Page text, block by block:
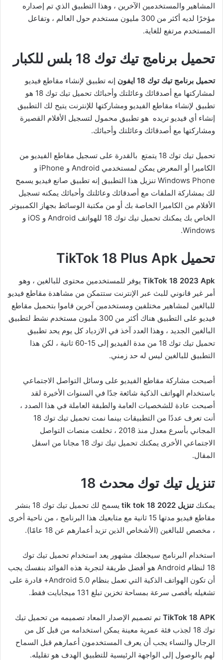
المشاهير والمستخدمين الآخرين ، وهذا التطبيق الذي تم إصداره
مؤخرًا لديه أكثر من 300 مليون مستخدم حول العالم ، وتفاعل
المستخدم مرتفع للغاية.
تحميل برنامج تيك توك 18 بلس للكبار
تحميل برنامج تيك توك 18 ايفون
إنه تطبيق لإنشاء مقاطع فيديو
لمشاركتها مع أصدقائك وعائلتك وأحبائك تحميل تيك توك 18 هو
تطبيق لإنشاء مقاطع الفيديو ومشاركتها للإنترنت يتيح لك التطبيق
إنشاء أي فيديو تريده هو تطبيق محمول لتسجيل الأفلام القصيرة
ومشاركتها مع أصدقائك وعائلتك وأحبائك.
تحميل تيك توك 18 يتمتع بالقدرة على تسجيل مقاطع الفيديو من
الكاميرا أو المعرض يمكن لمستخدمي Android و iPhone و
Windows Phone تنزيل هذا التطبيق إنه تطبيق صانع فيديو يسمح
لك بمشاركة الملفات مع أصدقائك وعائلتك وأحبائك يمكنه تسجيل
الأفلام من الكاميرا الخاصة بك أو من مكتبة الوسائط بجهاز الكمبيوتر
الخاص بك يمكنك تحميل تيك توك 18 للهواتف Android و iOS و
Windows.
تحميل TikTok 18 Plus Apk
TikTok 18 2023 Apk يوفر للمستخدمين محتوى للبالغين ، وهو
أمر غير قانوني للبث عبر الإنترنت ستتمكن من مشاهدة مقاطع فيديو
للبالغين لمشاهير مختلفين ومستخدمين آخرين قاموا بتحميل مقاطع
فيديو على التطبيق هناك أكثر من 300 مليون مستخدم نشط لتطبيق
البالغين الجديد ، وهذا العدد آخذ في الازدياد كل يوم يحد تطبيق
تحميل تيك توك 18 من مدة الفيديو إلى 15-60 ثانية ، لكن هذا
التطبيق للبالغين ليس له حد زمني.
أصبحت مشاركة مقاطع الفيديو على وسائل التواصل الاجتماعي
باستخدام الهواتف الذكية شائعة جدًا في السنوات الأخيرة لقد
أصبحت عادة للشخصيات العامة والطبقة العاملة في هذا الصدد ،
أنت تعرف عددًا من التطبيقات بينما نمت تحميل تيك توك 18
المجاني بأسرع معدل منذ 2018 ، تخلفت منصات التواصل
الاجتماعي الأخرى يمكنك تحميل تيك توك 18 مجانا من اسفل
المقال.
تنزيل تيك توك محدث 18
يمكنكتنزيل tik tok 18 2022
يسمح لك تحميل تيك توك 18 بنشر
مقاطع فيديو مدتها 15 ثانية مع متابعيك هذا البرنامج ، من ناحية أخرى
، مخصص للبالغين (الأشخاص الذين تزيد أعمارهم عن 18 عامًا).
استخدام البرنامج سيجعلك مشهور يعد استخدام تحميل تيك توك
18 لنظام Android هو أفضل طريقة لتجربة هذه الفوائد بنفسك يجب
أن تكون الهواتف الذكية التي تعمل بنظام Android 5.0+ قادرة على
تشغيله بأقصى سرعة بمساحة تخزين تبلغ 131 ميجابايت فقط.
TikTok 18 APK تم تصميم الإصدار المعاد تصميمه من تحميل تيك
توك 18 لجذب فئة عمرية معينة يمكن استخدامه من قبل كل من
الرجال والنساء يجب أن يعرف المستخدمون أعمارهم قبل السماح
لهم بالوصول إلى الواجهة الرئيسية للتطبيق الهدف هو تقليله.